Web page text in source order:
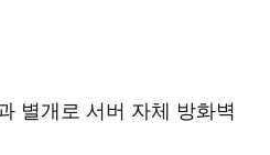
별개로 서버 자체 방화벽